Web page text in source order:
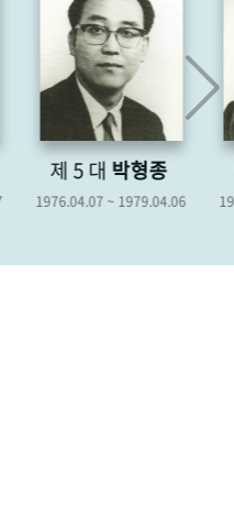
박물 영상 기록물
주년 광장
박형종
~ 1979.04.06
제 6 대
1978.12.19 ~